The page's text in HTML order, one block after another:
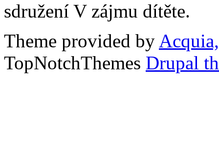
sdružení V zájmu dítěte.
Theme provided by
TopNotchThemes Drupal